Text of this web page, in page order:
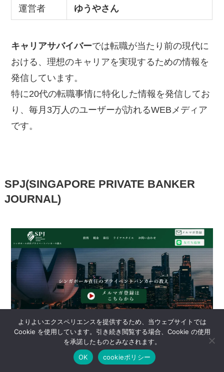
運営者 ゆうやさん
キャリアサバイバーでは転職が当たり前の現代に
おける、理想のキャリアを実現するための情報を
発信しています。
特に20代の転職事情に特化した情報を発信してお
り、毎月3万人のユーザーが訪れるWEBメディア
です。
SPJ(SINGAPORE PRIVATE BANKER
JOURNAL)
SPJ(SINGAPORE PRIVATE BANKE
R JOURNAL)
ポイントインカム無料登録で3220円相当の特典 8/31まで
詳しくはコチラ
よりよいエクスペリエンスを提供するため、当ウェブサイトでは
Cookie を使用しています。引き続き閲覧する場合、Cookie の使用
を承諾したものとみなされます。
OK
cookieポリシー